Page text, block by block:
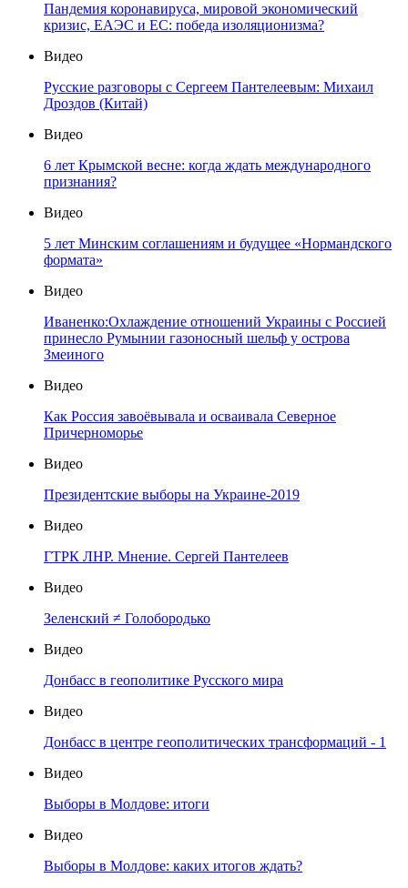
Пандемия коронавируса, мировой экономический
кризис, ЕАЭС и ЕС: победа изоляционизма?
Видео
Русские разговоры с Сергеем Пантелеевым: Михаил
Дроздов (Китай)
Видео
6 лет Крымской весне: когда ждать международного
признания?
Видео
5 лет Минским соглашениям и будущее «Нормандского
формата»
Видео
Иваненко:Охлаждение отношений Украины с Россией
принесло Румынии газоносный шельф у острова
Змеиного
Видео
Как Россия завоёвывала и осваивала Северное
Причерноморье
Видео
Президентские выборы на Украине-2019
Видео
ГТРК ЛНР. Мнение. Сергей Пантелеев
Видео
Зеленский ≠ Голобородько
Видео
Донбасс в геополитике Русского мира
Видео
Донбасс в центре геополитических трансформаций - 1
Видео
Выборы в Молдове: итоги
Видео
Выборы в Молдове: каких итогов ждать?